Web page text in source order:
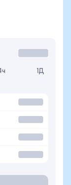
1Д